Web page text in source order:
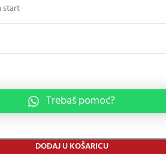
start
DODAJ U KOŠARICU
Trebaš pomoć?